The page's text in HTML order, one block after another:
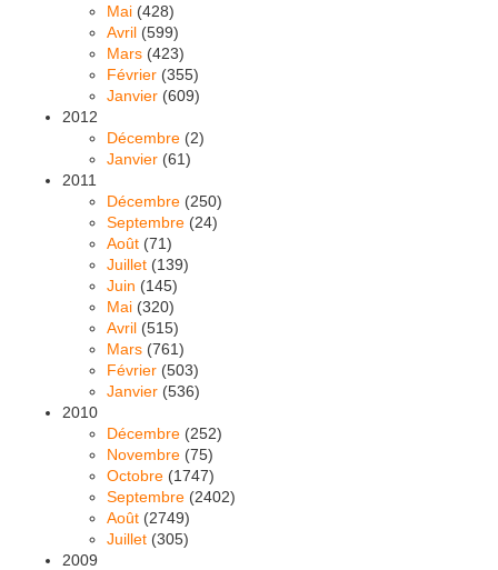
Mai (428)
Avril (599)
Mars (423)
Février (355)
Janvier (609)
2012
Décembre (2)
Janvier (61)
2011
Décembre (250)
Septembre (24)
Août (71)
Juillet (139)
Juin (145)
Mai (320)
Avril (515)
Mars (761)
Février (503)
Janvier (536)
2010
Décembre (252)
Novembre (75)
Octobre (1747)
Septembre (2402)
Août (2749)
Juillet (305)
2009